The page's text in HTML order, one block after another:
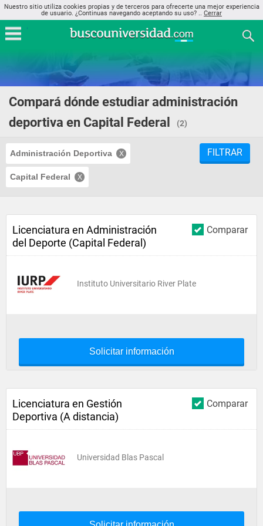
Nuestro sitio utiliza cookies propias y de terceros para ofrecerte una mejor experiencia
de usuario. ¿Continuas navegando aceptando su uso? .. Cerrar
Compará dónde estudiar administración
deportiva en Capital Federal
(2)
Administración Deportiva
Capital Federal
FILTRAR
Comparar
Licenciatura en Administración
del Deporte (Capital Federal)
Instituto Universitario River Plate
Solicitar información
Comparar
Licenciatura en Gestión
Deportiva (A distancia)
Universidad Blas Pascal